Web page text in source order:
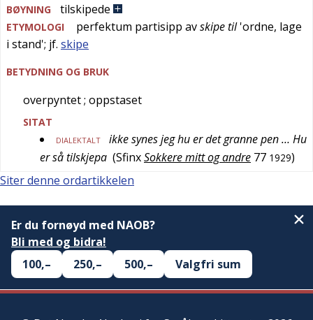
BØYNING tilskipede
ETYMOLOGI perfektum partisipp avskipe til'ordne, lage
i stand'; jf. skipe
BETYDNING OG BRUK
overpyntet; oppstaset
SITAT
DIALEKTALT
ikke synes jeg hu er det granne pen … Hu
er så tilskjepa (SfinxSokkere mitt og andre 77 1929)
Siter denne ordartikkelen
Er du fornøyd med NAOB?
Bli med og bidra!
100,–
250,– 500,– Valgfri sum